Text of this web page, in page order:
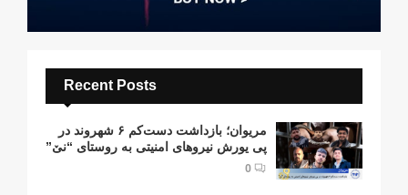
Recent Posts
مریوان؛ بازداشت دست‌کم ۶ شهروند در
پی یورش نیروهای امنیتی به روستای “نێ”
0